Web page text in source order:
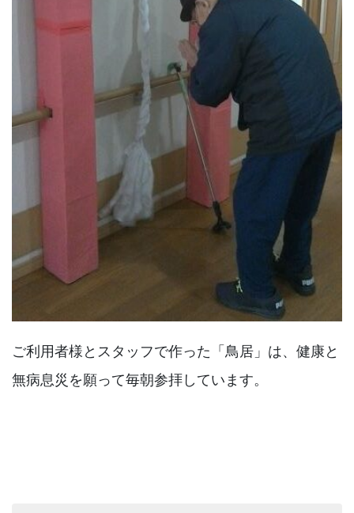
ご利用者様とスタッフで作った「鳥居」は、健康と
無病息災を願って毎朝参拝しています。